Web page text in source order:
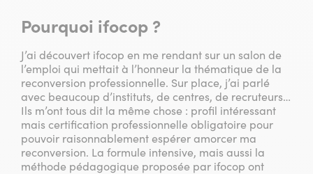
Pourquoi ifocop ?
J’ai découvert ifocop en me rendant sur un salon de
l’emploi qui mettait à l’honneur la thématique de la
reconversion professionnelle. Sur place, j’ai parlé
avec beaucoup d’instituts, de centres, de recruteurs…
Ils m’ont tous dit la même chose : profil intéressant
mais certification professionnelle obligatoire pour
pouvoir raisonnablement espérer amorcer ma
reconversion. La formule intensive, mais aussi la
méthode pédagogique proposée par ifocop ont